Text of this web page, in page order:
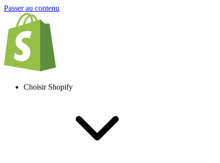
Passer au contenu
Choisir Shopify